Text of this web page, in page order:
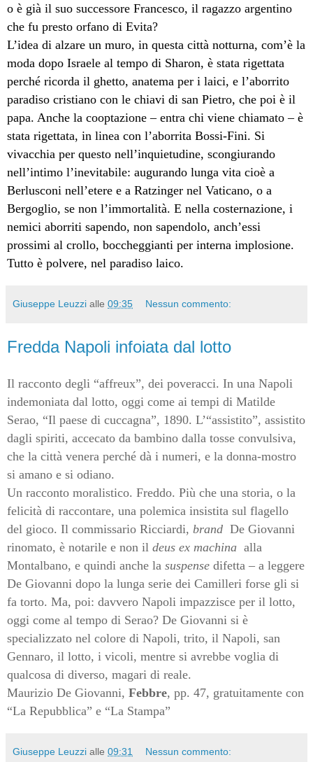
o è già il suo successore Francesco, il ragazzo argentino
che fu presto orfano di Evita?
L’idea di alzare un muro, in questa città notturna, com’è la
moda dopo Israele al tempo di Sharon, è stata rigettata
perché ricorda il ghetto, anatema per i laici, e l’aborrito
paradiso cristiano con le chiavi di san Pietro, che poi è il
papa. Anche la cooptazione – entra chi viene chiamato – è
stata rigettata, in linea con l’aborrita Bossi-Fini. Si
vivacchia per questo nell’inquietudine, scongiurando
nell’intimo l’inevitabile: augurando lunga vita cioè a
Berlusconi nell’etere e a Ratzinger nel Vaticano, o a
Bergoglio, se non l’immortalità. E nella costernazione, i
nemici aborriti sapendo, non sapendolo, anch’essi
prossimi al crollo, boccheggianti per interna implosione.
Tutto è polvere, nel paradiso laico.
Giuseppe Leuzzi alle 09:35 Nessun commento:
Fredda Napoli infoiata dal lotto
Il racconto degli “affreux”, dei poveracci. In una Napoli
indemoniata dal lotto, oggi come ai tempi di Matilde
Serao, “Il paese di cuccagna”, 1890. L’“assistito”, assistito
dagli spiriti, accecato da bambino dalla tosse convulsiva,
che la città venera perché dà i numeri, e la donna-mostro
si amano e si odiano.
Un racconto moralistico. Freddo. Più che una storia, o la
felicità di raccontare, una polemica insistita sul flagello
del gioco. Il commissario Ricciardi, brand De Giovanni
rinomato, è notarile e non il deus ex machina alla
Montalbano, e quindi anche la suspense difetta – a leggere
De Giovanni dopo la lunga serie dei Camilleri forse gli si
fa torto. Ma, poi: davvero Napoli impazzisce per il lotto,
oggi come al tempo di Serao? De Giovanni si è
specializzato nel colore di Napoli, trito, il Napoli, san
Gennaro, il lotto, i vicoli, mentre si avrebbe voglia di
qualcosa di diverso, magari di reale.
Maurizio De Giovanni, Febbre, pp. 47, gratuitamente con
“La Repubblica” e “La Stampa”
Giuseppe Leuzzi alle 09:31 Nessun commento: